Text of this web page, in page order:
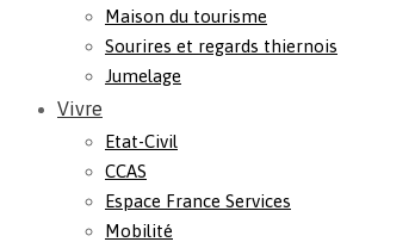
Maison du tourisme
Sourires et regards thiernois
Jumelage
Vivre
Etat-Civil
CCAS
Espace France Services
Mobilité